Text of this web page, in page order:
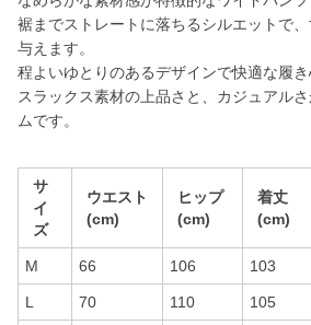
裾までストレートに落ちるシルエットで
与えます。
程よいゆとりのあるデザインで快適な履き
スラックス素材の上品さと、カジュアル
ムです。
サ
イ
ズ
ウエスト
(cm)
ヒップ
(cm)
着丈
(cm)
M 66 106 103
L 70 110 105